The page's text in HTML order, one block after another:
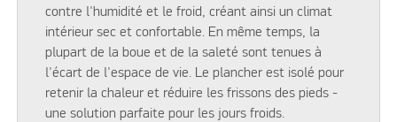
contre l'humidité et le froid, créant ainsi un climat
intérieur sec et confortable. En même temps, la
plupart de la boue et de la saleté sont tenues à
l'écart de l'espace de vie. Le plancher est isolé pour
retenir la chaleur et réduire les frissons des pieds -
une solution parfaite pour les jours froids.